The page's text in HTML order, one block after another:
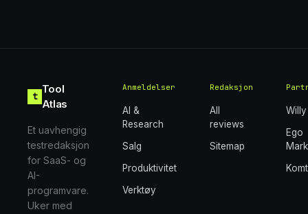
t
Tool
Atlas
Et uavhengig
testredaksjon
for SaaS- og
AI-
programvare.
Uker med
Anmeldelser
AI &
Research
Salg
Produktivitet
Verktøy
Redaksjon
All
reviews
Sitemap
Ego